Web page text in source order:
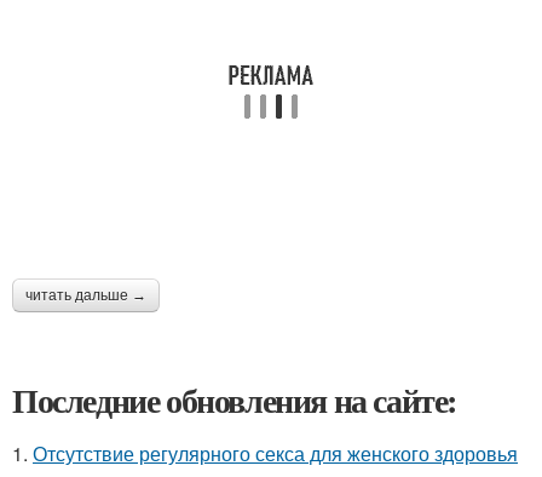
читать дальше →
Последние обновления на сайте:
1. Отсутствие регулярного секса для женского здоровья